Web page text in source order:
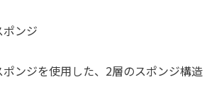
ンジ
ンジを使用した、2層のスポンジ構造